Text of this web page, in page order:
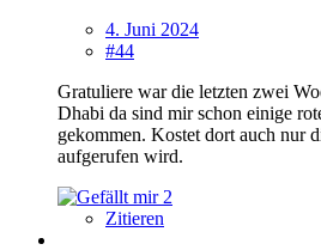
4. Juni 2024
#44
Gratuliere war die letzten zwei
Dhabi da sind mir schon einige
gekommen. Kostet dort auch nur
aufgerufen wird.
2
Zitieren